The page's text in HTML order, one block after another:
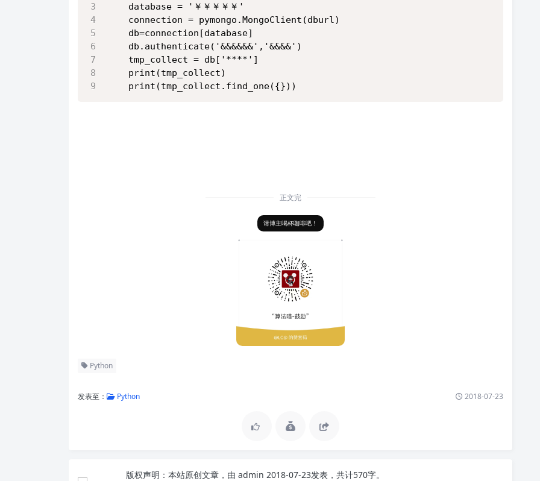
    database = '￥￥￥￥￥'
    connection = pymongo.MongoClient(dburl)
    db=connection[database]
    db.authenticate('&&&&&&','&&&&')
    tmp_collect = db['****']
    print(tmp_collect)
    print(tmp_collect.find_one({}))
正文完
请博主喝杯咖啡吧！
Python
发表至： Python 2018-07-23
版权声明： 本站原创文章，由 admin 2018-07-23发表，共计570字。